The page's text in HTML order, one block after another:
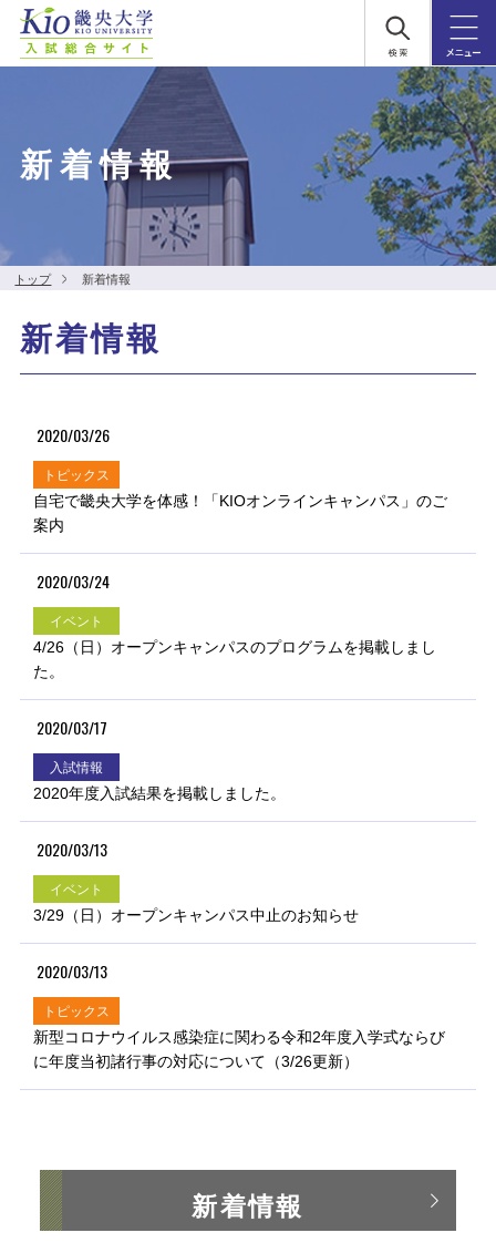
新着情報
トップ 新着情報
新着情報
2020/03/26
トピックス
自宅で畿央大学を体感！「KIOオンラインキャンパス」のご
案内
2020/03/24
イベント
4/26（日）オープンキャンパスのプログラムを掲載しまし
た。
2020/03/17
入試情報
2020年度入試結果を掲載しました。
2020/03/13
イベント
3/29（日）オープンキャンパス中止のお知らせ
2020/03/13
トピックス
新型コロナウイルス感染症に関わる令和2年度入学式ならび
に年度当初諸行事の対応について（3/26更新）
新着情報